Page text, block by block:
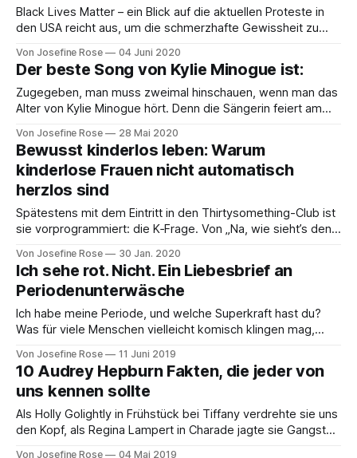
Black Lives Matter – ein Blick auf die aktuellen Proteste in
den USA reicht aus, um die schmerzhafte Gewissheit zu
real und präsenter denn je. Der Fall George Floyd löste die
Bewegung aus und erinnert daran, dass Rassismus und
Diskriminierung von Schwarzen
Von Josefine Rose 04 Juni 2020
Der beste Song von Kylie Minogue ist:
Zugegeben, man muss zweimal hinschauen, wenn man das
Alter von Kylie Minogue hört. Denn die Sängerin feiert am
hätten wir nicht gedacht! Doch blicken wir auf die ersten
Erfolge der Australierin, braucht es keine mathematischen
Fachkenntnisse, um zu erkennen, dass
Von Josefine Rose 28 Mai 2020
Bewusst kinderlos leben: Warum
kinderlose Frauen nicht automatisch
herzlos sind
Spätestens mit dem Eintritt in den Thirtysomething-Club ist
sie vorprogrammiert: die K‑Frage. Von „Na, wie sieht’s denn
unterwegs?!” ist alles dabei und vermutlich gibt es keine
Frau, die Sätze dieser Art nicht schon mehrfach zu
Von Josefine Rose 30 Jan. 2020
Ich sehe rot. Nicht. Ein Liebesbrief an
Periodenunterwäsche
Ich habe meine Periode, und welche Superkraft hast du?
Was für viele Menschen vielleicht komisch klingen mag,
vergangenen Jahre habe ich gelernt, meine Periode als
etwas Tolles und nicht als etwas Belastendes anzusehen.
Und wo eine Superkraft im
Von Josefine Rose 11 Juni 2019
10 Audrey Hepburn Fakten, die jeder von
uns kennen sollte
Als Holly Golightly in Frühstück bei Tiffany verdrehte sie uns
den Kopf, als Regina Lampert in Charade jagte sie Gangster
Von Josefine Rose 04 Mai 2019